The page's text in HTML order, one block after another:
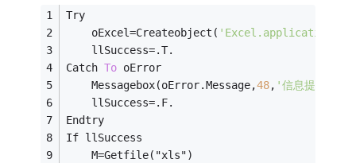
Try
	oExcel
=Createobject( 'Excel.application'
	llSuccess
=.T.
Catch To oError
	Messagebox(oError.Message,
48, '信息提示'
	llSuccess
=.F.
Endtry
If llSuccess
	M
=Getfile("xls")